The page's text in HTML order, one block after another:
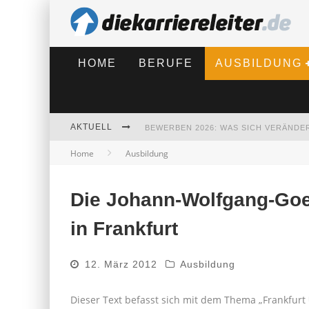
HOME BERUFE AUSBILDUNG
AKTUELL BEWERBEN 2026: WAS SICH
Home Ausbildung
Die Johann-Wolfgang-
in Frankfurt
12. März 2012 Ausbildung
Dieser Text befasst sich mit dem Thema